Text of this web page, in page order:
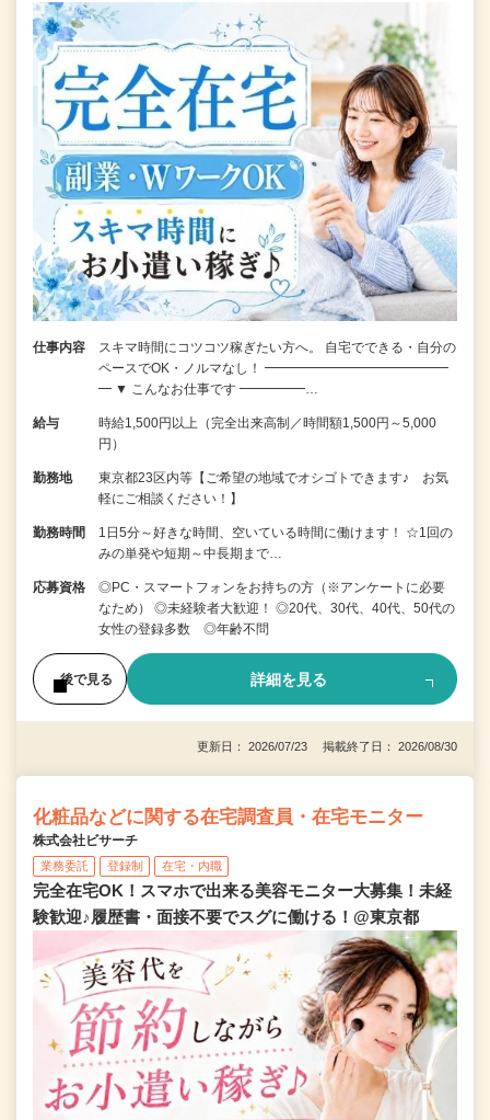
仕事内容
スキマ時間にコツコツ稼ぎたい方へ。 自宅でできる・自分の
ペースでOK・ノルマなし！ ━━━━━━━━━━━━━━
━ ▼ こんなお仕事です ━━━━━…
給与
時給1,500円以上（完全出来高制／時間額1,500円～5,000
円）
勤務地
東京都23区内等【ご希望の地域でオシゴトできます♪ お気
軽にご相談ください！】
勤務時間
1日5分～好きな時間、空いている時間に働けます！ ☆1回の
みの単発や短期～中長期まで…
応募資格
◎PC・スマートフォンをお持ちの方（※アンケートに必要
なため） ◎未経験者大歓迎！ ◎20代、30代、40代、50代の
女性の登録多数 ◎年齢不問
後で見る 詳細を見る
更新日： 2026/07/23 掲載終了日： 2026/08/30
化粧品などに関する在宅調査員・在宅モニター
株式会社ビサーチ
業務委託 登録制 在宅・内職
完全在宅OK！スマホで出来る美容モニター大募集！未経
験歓迎♪履歴書・面接不要でスグに働ける！@東京都